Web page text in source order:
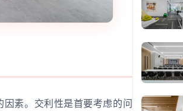
素。交利性是首要考虑的问